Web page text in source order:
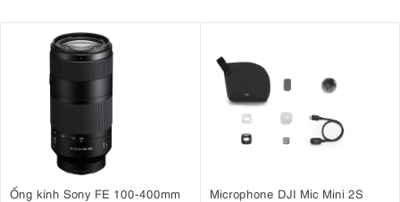
Ống kính Sony FE 100-400mm
Microphone DJI Mic Mini 2S